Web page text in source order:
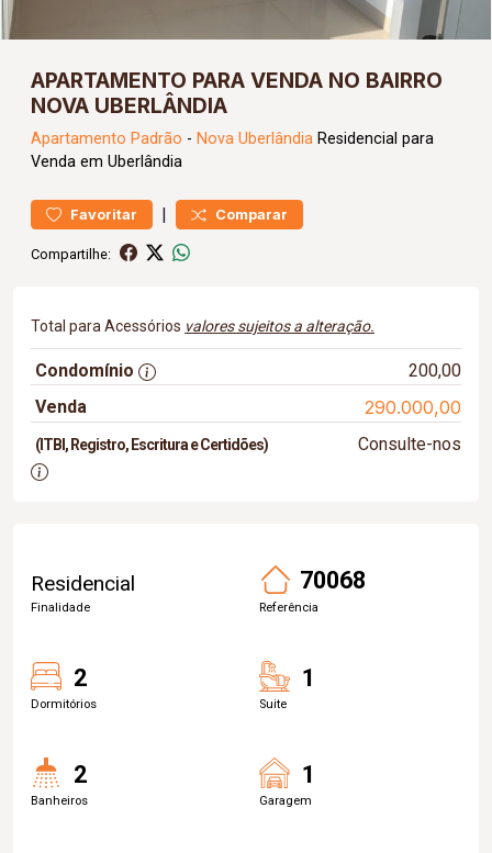
APARTAMENTO PARA VENDA NO BAIRRO
NOVA UBERLÂNDIA
Apartamento Padrão - Nova Uberlândia Residencial para
Venda em Uberlândia
Favoritar | Comparar
Compartilhe:
Total para Acessórios valores sujeitos a alteração.
Condomínio
200,00
Venda
290.000,00
(ITBI, Registro, Escritura e Certidões) Consulte-nos
Residencial
Finalidade
70068
Referência
2
Dormitórios
1
Suite
2
Banheiros
1
Garagem